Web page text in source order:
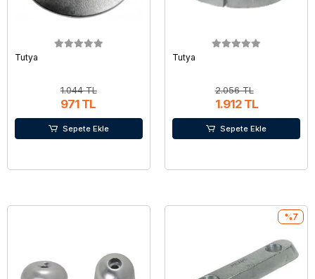
Tutya
1.044 TL
971 TL
Sepete Ekle
Tutya
2.056 TL
1.912 TL
Sepete Ekle
%7